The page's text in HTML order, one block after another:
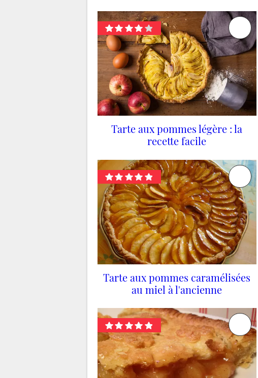
Tarte aux pommes légère : la
recette facile
Tarte aux pommes caramélisées
au miel à l'ancienne